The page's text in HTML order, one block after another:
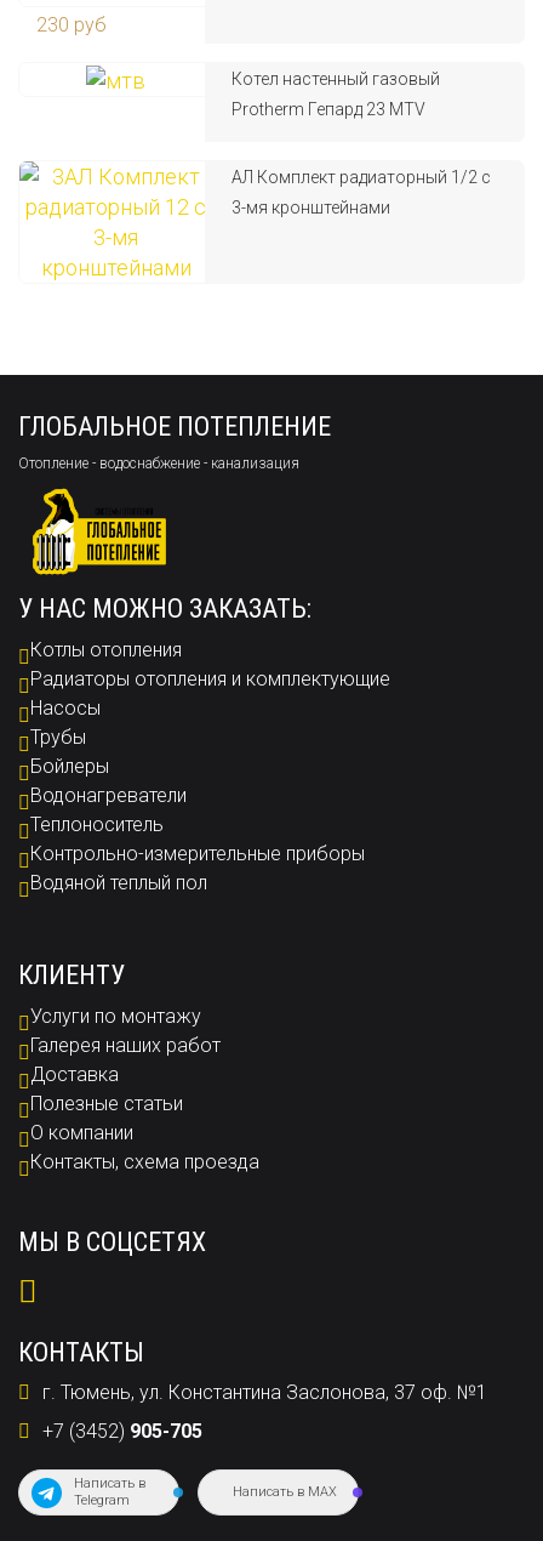
230 руб
Котел настенный газовый
Protherm Гепард 23 MTV
АЛ Комплект радиаторный 1/2 с
3-мя кронштейнами
ГЛОБАЛЬНОЕ ПОТЕПЛЕНИЕ
Отопление - водоснабжение - канализация
У НАС МОЖНО ЗАКАЗАТЬ:
Котлы отопления
Радиаторы отопления и комплектующие
Насосы
Трубы
Бойлеры
Водонагреватели
Теплоноситель
Контрольно-измерительные приборы
Водяной теплый пол
КЛИЕНТУ
Услуги по монтажу
Галерея наших работ
Доставка
Полезные статьи
О компании
Контакты, схема проезда
МЫ В СОЦСЕТЯХ
КОНТАКТЫ
г. Тюмень, ул. Константина Заслонова, 37 оф. №1
+7 (3452) 905-705
Написать в
Telegram
Написать в MAX